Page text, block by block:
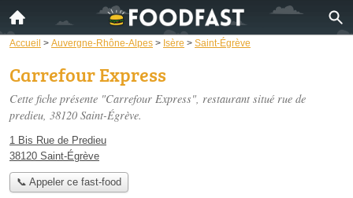
Accueil > Auvergne-Rhône-Alpes > Isère > Saint-Égrève
Carrefour Express
Cette fiche présente "Carrefour Express", restaurant situé rue de
predieu, 38120 Saint-Égrève.
1 Bis Rue de Predieu
38120 Saint-Égrève
📞 Appeler ce fast-food